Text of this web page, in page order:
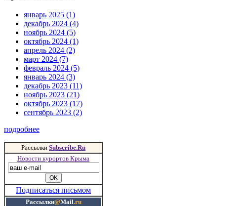
январь 2025 (1)
декабрь 2024 (4)
ноябрь 2024 (5)
октябрь 2024 (1)
апрель 2024 (2)
март 2024 (7)
февраль 2024 (5)
январь 2024 (3)
декабрь 2023 (11)
ноябрь 2023 (21)
октябрь 2023 (17)
сентябрь 2023 (2)
подробнее
Рассылки Subscribe.Ru
Новости курортов Крыма
Подписаться письмом
Рассылки@Mail.ru